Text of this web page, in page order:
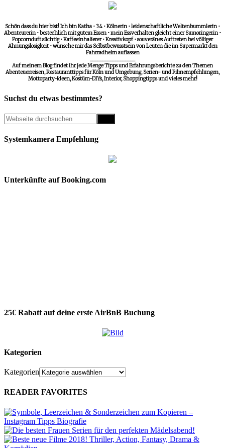
Schön dass du hier bist! Ich bin Katha • 34 • Kölnerin • leidenschaftliche Weltenbummlerin •
Abenteurerin • bestechlich mit gutem Essen • mein Essverhalten gleicht einer Sumoringerin •
Popcornduft süchtig • Kaffeeinhalierer • Kreativkopf • souveränes Auftreten bei völliger
Ahnungslosigkeit • wünsche mir das Selbstbewusstsein von Leuten die im Supermarkt den
Fahrradhelm auflassen
__________________
Auf meinem Blog findet ihr jede Menge Tipps und Erfahrungsberichte zu den Themen
Abenteuerreisen, Restauranttipps für Köln und Umgebung, Serien- und Filmempfehlungen,
Mottoparty-Ideen, Kostüm-DIYs, Interior, Shoppingtipps und vieles mehr!
Suchst du etwas bestimmtes?
Systemkamera Empfehlung
Unterkünfte auf Booking.com
25€ Rabatt auf deine erste AirBnB Buchung
Kategorien
Kategorien
READER FAVORITES